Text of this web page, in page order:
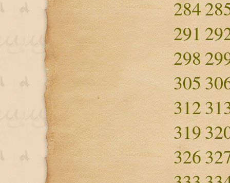
284
291
298
305
312
319
326